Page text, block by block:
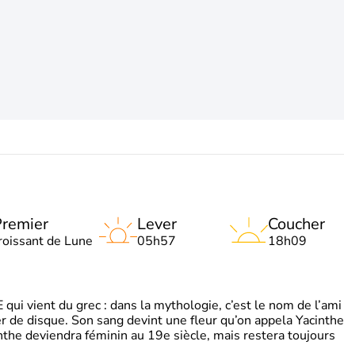
de Lune
Lever
05h57
Coucher
18h09
vient du grec : dans la mythologie, c’est le nom de l’ami
disque. Son sang devint une fleur qu’on appela Yacinthe
deviendra féminin au 19e siècle, mais restera toujours